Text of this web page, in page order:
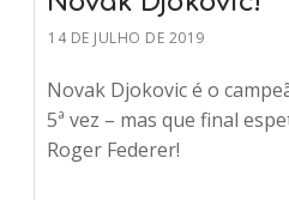
14 DE JULHO DE 2019
Novak Djokovic é o
5ª vez – mas que final
Roger Federer!